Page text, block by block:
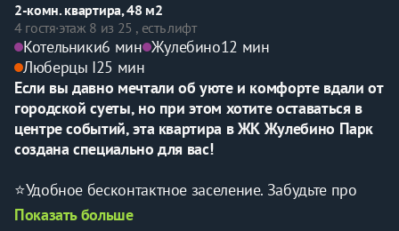
2-комн. квартира, 48 м2
4 гостя·этаж 8 из 25 , есть лифт
Котельники6 мин Жулебино12 мин
Люберцы I25 мин
Если вы давно мечтали об уюте и комфорте вдали от
городской суеты, но при этом хотите оставаться в
центре событий, эта квартира в ЖК Жулебино Парк
создана специально для вас!
⭐Удобное беcконтактноe заceлeние. Забудьте про
очереди и ожидания — всё максимально просто и
Показать больше